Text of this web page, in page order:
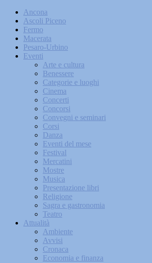
Ancona
Ascoli Piceno
Fermo
Macerata
Pesaro-Urbino
Eventi
Arte e cultura
Benessere
Categorie e luoghi
Cinema
Concerti
Concorsi
Convegni e seminari
Corsi
Danza
Eventi del mese
Festival
Mercatini
Mostre
Musica
Presentazione libri
Religione
Sagra e gastronomia
Teatro
Attualità
Ambiente
Avvisi
Cronaca
Economia e finanza